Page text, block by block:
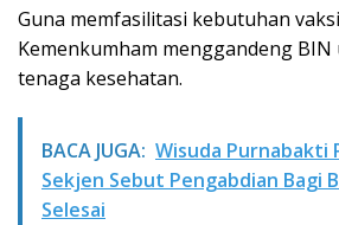
Guna memfasilitasi kebutuhan
Kemenkumham menggandeng
tenaga kesehatan.
BACA JUGA: Wisuda Purnabakti
Sekjen Sebut Pengabdian Bagi
Selesai